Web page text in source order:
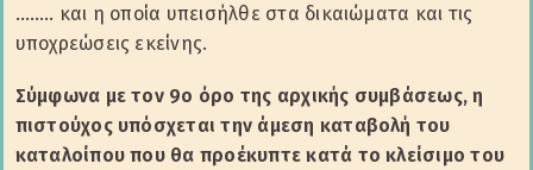
…….. και η οποία υπεισήλθε στα δικαιώματα και τις
υποχρεώσεις εκείνης.
Σύμφωνα με τον 9ο όρο της αρχικής συμβάσεως, η
πιστούχος υπόσχεται την άμεση καταβολή του
καταλοίπου που θα προέκυπτε κατά το κλείσιμο του